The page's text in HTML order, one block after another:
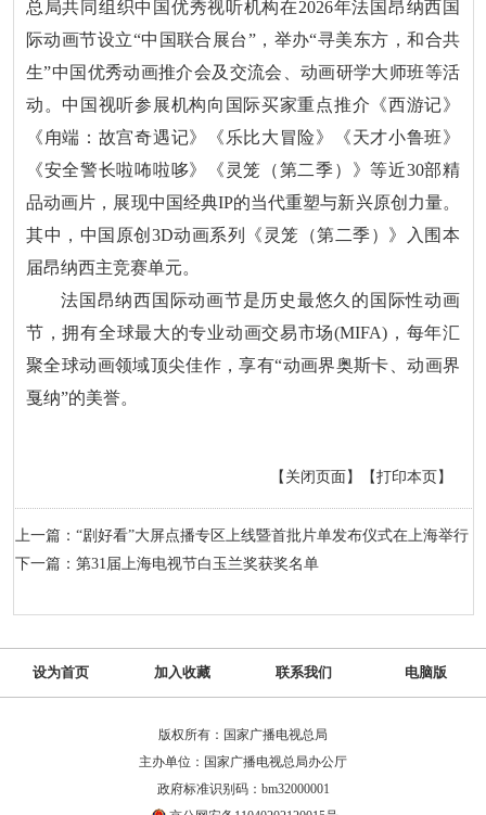
总局共同组织中国优秀视听机构在2026年法国昂纳西国
际动画节设立“中国联合展台”，举办“寻美东方，和合共
生”中国优秀动画推介会及交流会、动画研学大师班等活
动。中国视听参展机构向国际买家重点推介《西游记》
《甪端：故宫奇遇记》《乐比大冒险》《天才小鲁班》
《安全警长啦咘啦哆》《灵笼（第二季）》等近30部精
品动画片，展现中国经典IP的当代重塑与新兴原创力量。
其中，中国原创3D动画系列《灵笼（第二季）》入围本
届昂纳西主竞赛单元。
法国昂纳西国际动画节是历史最悠久的国际性动画
节，拥有全球最大的专业动画交易市场(MIFA)，每年汇
聚全球动画领域顶尖佳作，享有“动画界奥斯卡、动画界
戛纳”的美誉。
【打印本页】
【关闭页面】
上一篇：“剧好看”大屏点播专区上线暨首批片单发布仪式在上海举行
下一篇：第31届上海电视节白玉兰奖获奖名单
设为首页 加入收藏 联系我们 电脑版
版权所有：国家广播电视总局
主办单位：国家广播电视总局办公厅
政府标准识别码：bm32000001